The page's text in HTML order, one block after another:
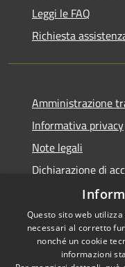
Leggi le FAQ
Richiesta
Amministrazione
Informativa privacy
Note legali
Dichiarazione di
Accessibilità
Questo sito web
necessari al corretto
nonché un cookie
informazioni